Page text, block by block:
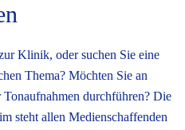
Klinik, oder suchen Sie eine
Thema? Möchten Sie an
durchführen? Die
steht allen Medienschaffenden